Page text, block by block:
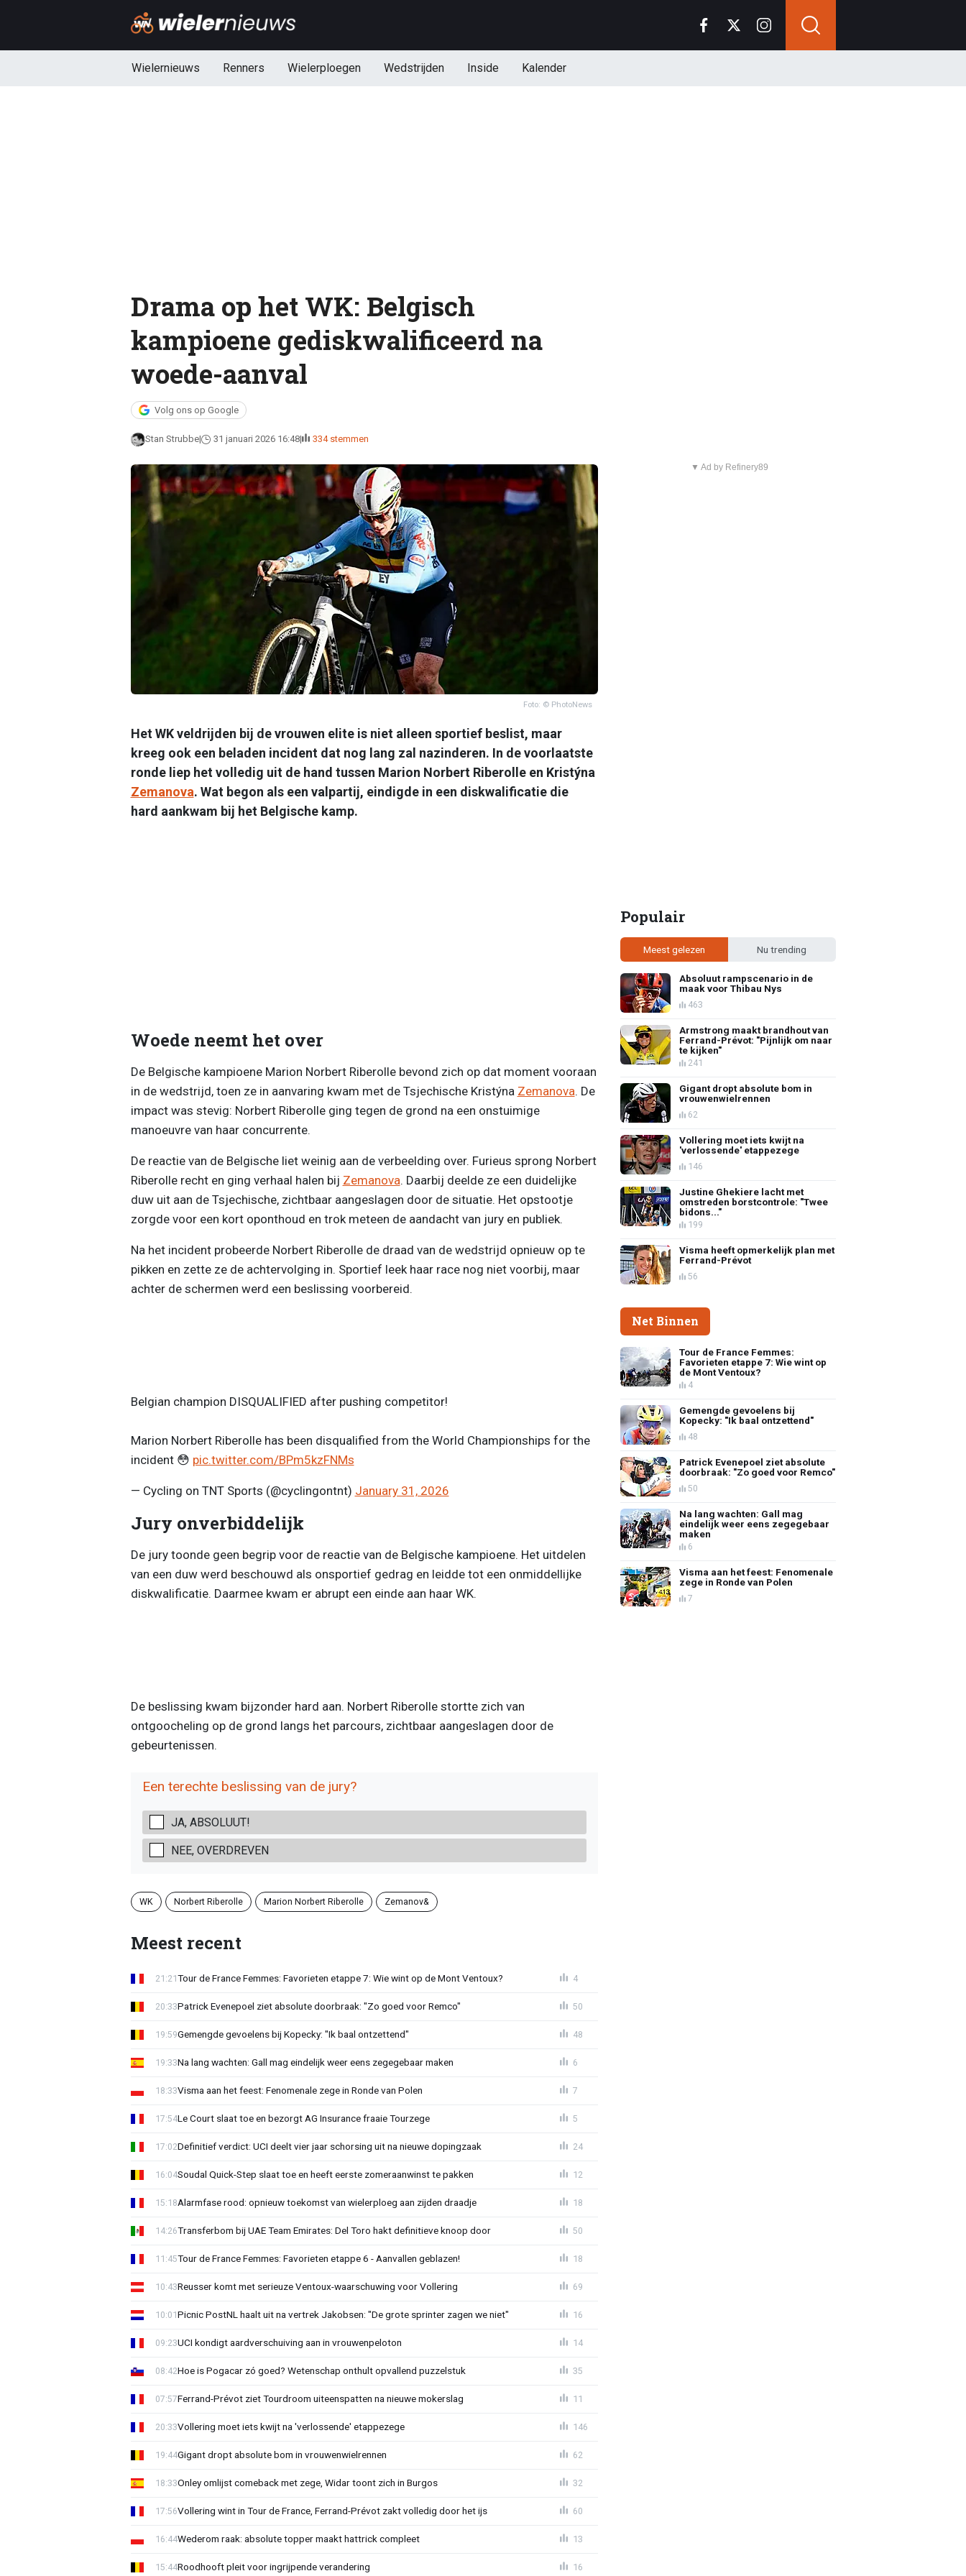
Wielernieuws Renners Wielerploegen Wedstrijden Inside Kalender
Drama op het WK: Belgisch
kampioene gediskwalificeerd na
woede-aanval
Volg ons op Google
Stan Strubbe 31 januari 2026 16:48 334 stemmen
Foto: © PhotoNews
Het WK veldrijden bij de vrouwen elite is niet alleen sportief beslist, maar
kreeg ook een beladen incident dat nog lang zal nazinderen. In de voorlaatste
ronde liep het volledig uit de hand tussen Marion Norbert Riberolle en Kristýna
Zemanova. Wat begon als een valpartij, eindigde in een diskwalificatie die
hard aankwam bij het Belgische kamp.
Woede neemt het over
De Belgische kampioene Marion Norbert Riberolle bevond zich op dat moment vooraan
in de wedstrijd, toen ze in aanvaring kwam met de Tsjechische Kristýna Zemanova. De
impact was stevig: Norbert Riberolle ging tegen de grond na een onstuimige
manoeuvre van haar concurrente.
De reactie van de Belgische liet weinig aan de verbeelding over. Furieus sprong Norbert
Riberolle recht en ging verhaal halen bij Zemanova. Daarbij deelde ze een duidelijke
duw uit aan de Tsjechische, zichtbaar aangeslagen door de situatie. Het opstootje
zorgde voor een kort oponthoud en trok meteen de aandacht van jury en publiek.
Na het incident probeerde Norbert Riberolle de draad van de wedstrijd opnieuw op te
pikken en zette ze de achtervolging in. Sportief leek haar race nog niet voorbij, maar
achter de schermen werd een beslissing voorbereid.
Belgian champion DISQUALIFIED after pushing competitor!
Marion Norbert Riberolle has been disqualified from the World Championships for the
incident 😳 pic.twitter.com/BPm5kzFNMs
— Cycling on TNT Sports (@cyclingontnt) January 31, 2026
Jury onverbiddelijk
De jury toonde geen begrip voor de reactie van de Belgische kampioene. Het uitdelen
van een duw werd beschouwd als onsportief gedrag en leidde tot een onmiddellijke
diskwalificatie. Daarmee kwam er abrupt een einde aan haar WK.
De beslissing kwam bijzonder hard aan. Norbert Riberolle stortte zich van
ontgoocheling op de grond langs het parcours, zichtbaar aangeslagen door de
gebeurtenissen.
Een terechte beslissing van de jury?
JA, ABSOLUUT!
NEE, OVERDREVEN
WK Norbert Riberolle Marion Norbert Riberolle Zemanov&
Meest recent
Tour de France Femmes: Favorieten etappe 7: Wie wint op de Mont Ventoux?
21:21 4
Patrick Evenepoel ziet absolute doorbraak: "Zo goed voor Remco"
20:33 50
Gemengde gevoelens bij Kopecky: "Ik baal ontzettend"
19:59 48
Na lang wachten: Gall mag eindelijk weer eens zegegebaar maken
19:33 6
Visma aan het feest: Fenomenale zege in Ronde van Polen
18:33 7
Le Court slaat toe en bezorgt AG Insurance fraaie Tourzege
17:54 5
Definitief verdict: UCI deelt vier jaar schorsing uit na nieuwe dopingzaak
17:02 24
Soudal Quick-Step slaat toe en heeft eerste zomeraanwinst te pakken
16:04 12
Alarmfase rood: opnieuw toekomst van wielerploeg aan zijden draadje
15:18 18
Transferbom bij UAE Team Emirates: Del Toro hakt definitieve knoop door
14:26 50
Tour de France Femmes: Favorieten etappe 6 - Aanvallen geblazen!
11:45 18
Reusser komt met serieuze Ventoux-waarschuwing voor Vollering
10:43 69
Picnic PostNL haalt uit na vertrek Jakobsen: "De grote sprinter zagen we niet"
10:01 16
UCI kondigt aardverschuiving aan in vrouwenpeloton
09:23 14
Hoe is Pogacar zó goed? Wetenschap onthult opvallend puzzelstuk
08:42 35
Ferrand-Prévot ziet Tourdroom uiteenspatten na nieuwe mokerslag
07:57 11
Vollering moet iets kwijt na 'verlossende' etappezege
20:33 146
Gigant dropt absolute bom in vrouwenwielrennen
19:44 62
Onley omlijst comeback met zege, Widar toont zich in Burgos
18:33 32
Vollering wint in Tour de France, Ferrand-Prévot zakt volledig door het ijs
17:56 60
Wederom raak: absolute topper maakt hattrick compleet
16:44 13
Roodhooft pleit voor ingrijpende verandering
15:44 16
▼ Ad by Refinery89
Populair
Meest gelezen Nu trending
Absoluut rampscenario in de
maak voor Thibau Nys
463
Armstrong maakt brandhout van
Ferrand-Prévot: "Pijnlijk om naar
te kijken"
241
Gigant dropt absolute bom in
vrouwenwielrennen
62
Vollering moet iets kwijt na
'verlossende' etappezege
146
Justine Ghekiere lacht met
omstreden borstcontrole: "Twee
bidons..."
199
Visma heeft opmerkelijk plan met
Ferrand-Prévot
56
Net Binnen
Tour de France Femmes:
Favorieten etappe 7: Wie wint op
de Mont Ventoux?
4
Gemengde gevoelens bij
Kopecky: "Ik baal ontzettend"
48
Patrick Evenepoel ziet absolute
doorbraak: "Zo goed voor Remco"
50
Na lang wachten: Gall mag
eindelijk weer eens zegegebaar
maken
6
Visma aan het feest: Fenomenale
zege in Ronde van Polen
7